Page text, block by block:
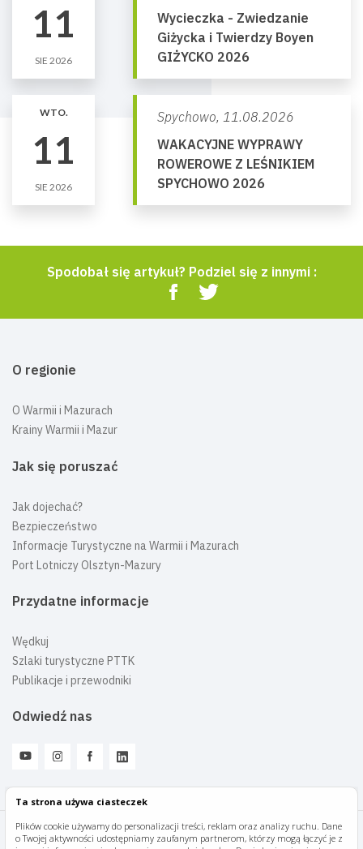
Ta strona używa ciasteczek
Plików cookie używamy do personalizacji treści, reklam oraz analizy ruchu. Dane
o Twojej aktywności udostępniamy zaufanym partnerom, którzy mogą łączyć je z
11
SIE 2026
Wycieczka - Zwiedzanie
Giżycka i Twierdzy Boyen
GIŻYCKO 2026
WTO.
11
SIE 2026
Spychowo, 11.08.2026
WAKACYJNE WYPRAWY
ROWEROWE Z LEŚNIKIEM
SPYCHOWO 2026
Spodobał się artykuł? Podziel się z innymi :
O regionie
O Warmii i Mazurach
Krainy Warmii i Mazur
Jak się poruszać
Jak dojechać?
Bezpieczeństwo
Informacje Turystyczne na Warmii i Mazurach
Port Lotniczy Olsztyn-Mazury
Przydatne informacje
Wędkuj
Szlaki turystyczne PTTK
Publikacje i przewodniki
Odwiedź nas
Mazury Travel © 2026